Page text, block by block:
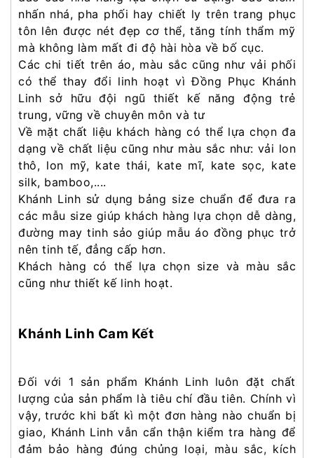
nhấn nhá, pha phối hay chiết ly trên trang phục
tôn lên được nét đẹp cơ thể, tăng tính thẩm mỹ
mà không làm mất đi độ hài hòa về bố cục.
Các chi tiết trên áo, màu sắc cũng như vải phối
có thể thay đổi linh hoạt vì Đồng Phục Khánh
Linh sở hữu đội ngũ thiết kế năng động trẻ
trung, vững về chuyên môn và tư
Về mặt chất liệu khách hàng có thể lựa chọn đa
dạng về chất liệu cũng như màu sắc như: vải lon
thô, lon mỹ, kate thái, kate mĩ, kate sọc, kate
silk, bamboo,....
Khánh Linh sử dụng bảng size chuẩn để đưa ra
các mẫu size giúp khách hàng lựa chọn dễ dàng,
đường may tinh sảo giúp mẫu áo đồng phục trở
nên tinh tế, đẳng cấp hơn.
Khách hàng có thể lựa chọn size và màu sắc
cũng như thiết kế linh hoạt.
Khánh Linh Cam Kết
Đối với 1 sản phẩm Khánh Linh luôn đặt chất
lượng của sản phẩm là tiêu chí đầu tiên. Chính vì
vậy, trước khi bất kì một đơn hàng nào chuẩn bị
giao, Khánh Linh vẫn cẩn thận kiểm tra hàng để
đảm bảo hàng đúng chủng loại, màu sắc, kích